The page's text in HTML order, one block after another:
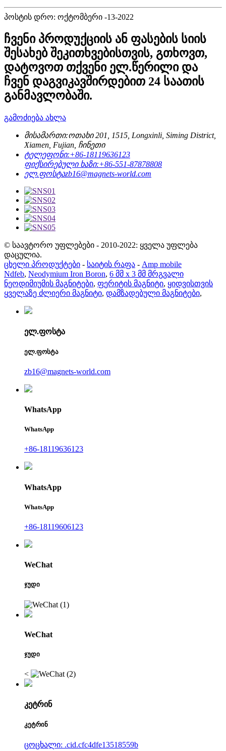
პოსტის დრო: ოქტომბერი -13-2022
ჩვენი პროდუქციის ან ფასების სიის
შესახებ შეკითხვებისთვის, გთხოვთ,
დატოვოთ თქვენი ელ.წერილი და
ჩვენ დაგვიკავშირდებით 24 საათის
განმავლობაში.
გამოძიება ახლა
მისამართი:ოთახი 201, 1515, Longxinli, Siming District,
Xiamen, Fujian, ჩინეთი
ტელეფონი:+86-18119636123
ფიქსირებული ხაზი:+86-551-87878808
ელ.ფოსტაzb16@magnets-world.com
© საავტორო უფლებები - 2010-2022: ყველა უფლება
დაცულია.
ცხელი პროდუქტები - საიტის რაფა - Amp mobile
Ndfeb, Neodymium Iron Boron, 6 მმ x 3 მმ მრგვალი
ნეოდიმიუმის მაგნიტები, ფერიტის მაგნიტი, ყიდვისთვის
ყველაზე ძლიერი მაგნიტი, დამზადებული მაგნიტები,
ელ.ფოსტა
ელ.ფოსტა
zb16@magnets-world.com
WhatsApp
WhatsApp
+86-18119636123
WhatsApp
WhatsApp
+86-18119606123
WeChat
ჯუდი
WeChat
ჯუდი
<
კეტრინ
კეტრინ
ცოცხალი: .cid.cfc4dfe13518559b